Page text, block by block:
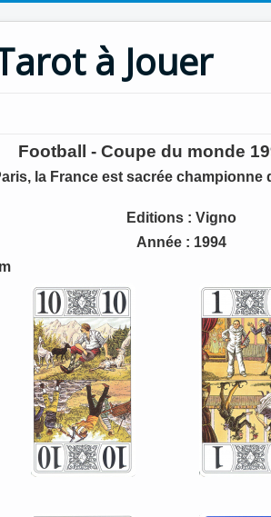
à Jouer
Football - Coupe du monde
la France est sacrée
Editions : Vigno
Année : 1994